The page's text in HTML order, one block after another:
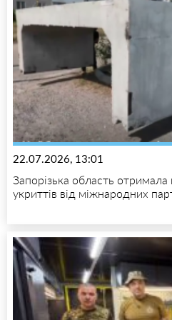
22.07.2026, 13:01
Запорізька область
укриттів від міжнародних